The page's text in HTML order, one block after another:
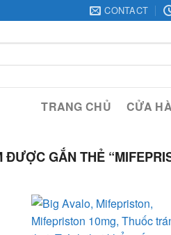
CONTACT
TRANG CHỦ CỬA
ĐƯỢC GẮN THẺ